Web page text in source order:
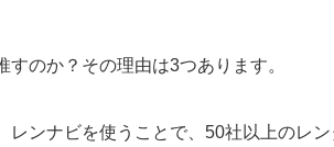
すのか？その理由は3つあります。
レンナビを使うことで、50社以上のレ